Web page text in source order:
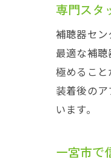
専門スタ
補聴器セ
最適な補
極めるこ
装着後の
います。
一宮市で